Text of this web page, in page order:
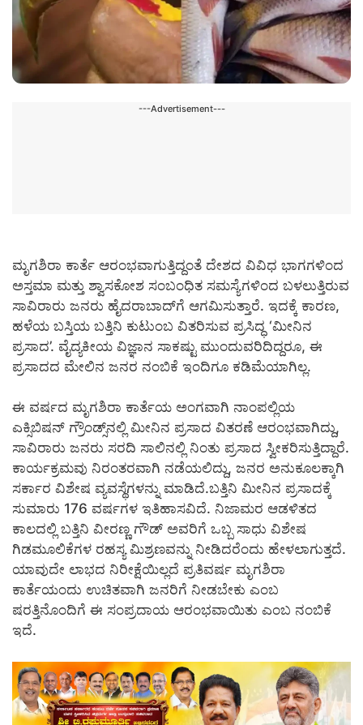
---Advertisement---
ಮೃಗಶಿರಾ ಕಾರ್ತೆ ಆರಂಭವಾಗುತ್ತಿದ್ದಂತೆ ದೇಶದ ವಿವಿಧ ಭಾಗಗಳಿಂದ
ಅಸ್ತಮಾ ಮತ್ತು ಶ್ವಾಸಕೋಶ ಸಂಬಂಧಿತ ಸಮಸ್ಯೆಗಳಿಂದ ಬಳಲುತ್ತಿರುವ
ಸಾವಿರಾರು ಜನರು ಹೈದರಾಬಾದ್‌ಗೆ ಆಗಮಿಸುತ್ತಾರೆ. ಇದಕ್ಕೆ ಕಾರಣ,
ಹಳೆಯ ಬಸ್ತಿಯ ಬತ್ತಿನಿ ಕುಟುಂಬ ವಿತರಿಸುವ ಪ್ರಸಿದ್ಧ ‘ಮೀನಿನ
ಪ್ರಸಾದ’. ವೈದ್ಯಕೀಯ ವಿಜ್ಞಾನ ಸಾಕಷ್ಟು ಮುಂದುವರಿದಿದ್ದರೂ, ಈ
ಪ್ರಸಾದದ ಮೇಲಿನ ಜನರ ನಂಬಿಕೆ ಇಂದಿಗೂ ಕಡಿಮೆಯಾಗಿಲ್ಲ.
ಈ ವರ್ಷದ ಮೃಗಶಿರಾ ಕಾರ್ತೆಯ ಅಂಗವಾಗಿ ನಾಂಪಲ್ಲಿಯ
ಎಕ್ಸಿಬಿಷನ್ ಗ್ರೌಂಡ್ಸ್‌ನಲ್ಲಿ ಮೀನಿನ ಪ್ರಸಾದ ವಿತರಣೆ ಆರಂಭವಾಗಿದ್ದು,
ಸಾವಿರಾರು ಜನರು ಸರದಿ ಸಾಲಿನಲ್ಲಿ ನಿಂತು ಪ್ರಸಾದ ಸ್ವೀಕರಿಸುತ್ತಿದ್ದಾರೆ.
ಕಾರ್ಯಕ್ರಮವು ನಿರಂತರವಾಗಿ ನಡೆಯಲಿದ್ದು, ಜನರ ಅನುಕೂಲಕ್ಕಾಗಿ
ಸರ್ಕಾರ ವಿಶೇಷ ವ್ಯವಸ್ಥೆಗಳನ್ನು ಮಾಡಿದೆ.ಬತ್ತಿನಿ ಮೀನಿನ ಪ್ರಸಾದಕ್ಕೆ
ಸುಮಾರು 176 ವರ್ಷಗಳ ಇತಿಹಾಸವಿದೆ. ನಿಜಾಮರ ಆಡಳಿತದ
ಕಾಲದಲ್ಲಿ ಬತ್ತಿನಿ ವೀರಣ್ಣ ಗೌಡ್ ಅವರಿಗೆ ಒಬ್ಬ ಸಾಧು ವಿಶೇಷ
ಗಿಡಮೂಲಿಕೆಗಳ ರಹಸ್ಯ ಮಿಶ್ರಣವನ್ನು ನೀಡಿದರೆಂದು ಹೇಳಲಾಗುತ್ತದೆ.
ಯಾವುದೇ ಲಾಭದ ನಿರೀಕ್ಷೆಯಿಲ್ಲದೆ ಪ್ರತಿವರ್ಷ ಮೃಗಶಿರಾ
ಕಾರ್ತೆಯಂದು ಉಚಿತವಾಗಿ ಜನರಿಗೆ ನೀಡಬೇಕು ಎಂಬ
ಷರತ್ತಿನೊಂದಿಗೆ ಈ ಸಂಪ್ರದಾಯ ಆರಂಭವಾಯಿತು ಎಂಬ ನಂಬಿಕೆ
ಇದೆ.